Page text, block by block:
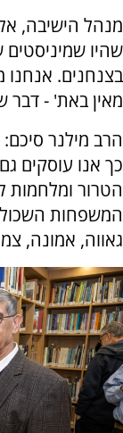
מנהל הישיבה,
שהיו שמיניסטים
בצנחנים. אנחנו
מאין באת' - דבר
הרב מילנר
כך אנו עוסקים
הטרור ומלחמות
המשפחות
גאווה, אמונה,